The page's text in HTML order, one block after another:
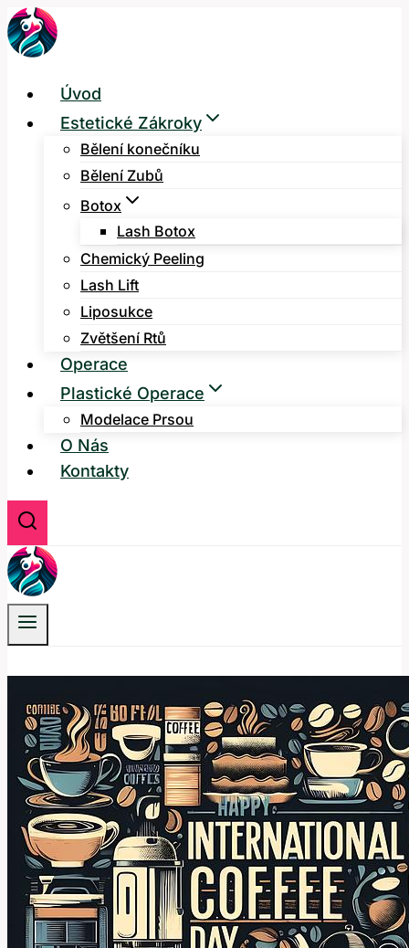
Přeskočit
na
Úvod
Estetické Zákroky
Bělení konečníku
Bělení Zubů
Botox
Lash Botox
Chemický Peeling
Lash Lift
Liposukce
Zvětšení Rtů
Operace
Plastické Operace
Modelace Prsou
O Nás
Kontakty